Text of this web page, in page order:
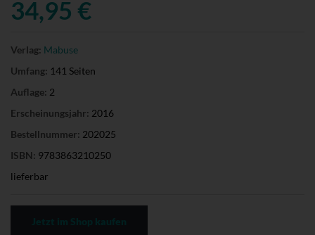
34,95 €
Verlag: Mabuse
Umfang: 141 Seiten
Auflage: 2
Erscheinungsjahr: 2016
Bestellnummer: 202025
ISBN: 9783863210250
lieferbar